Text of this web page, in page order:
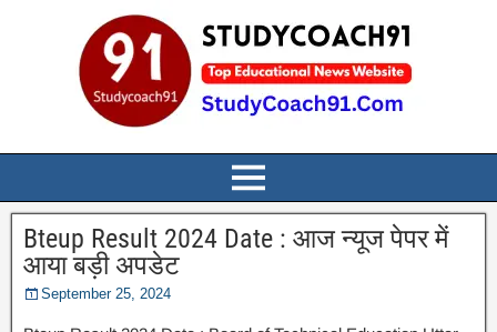
Bteup Result 2024 Date : आज न्यूज पेपर में
आया बड़ी अपडेट
September 25, 2024